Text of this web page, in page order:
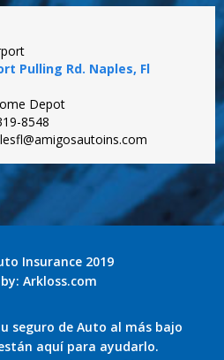
Pulling Rd. Naples, Fl
Depot
8548
Insurance 2019
Arkloss.com
seguro de Auto al más bajo
aquí para ayudarlo.